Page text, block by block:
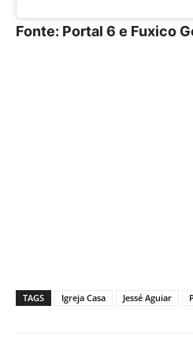
Fonte: Portal 6 e Fuxico
TAGS Igreja Casa Jessé Aguiar